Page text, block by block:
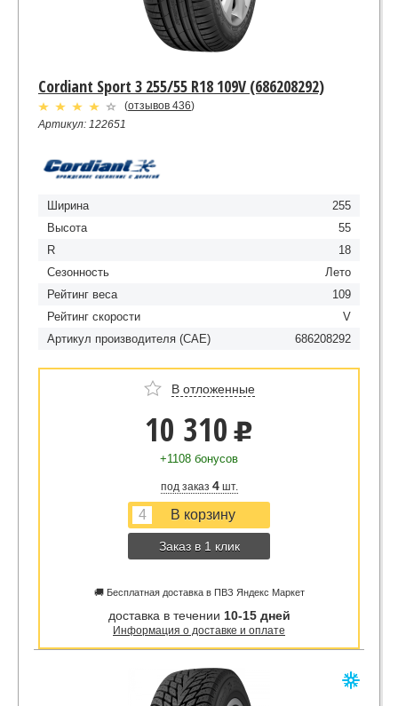
Cordiant Sport 3 255/55 R18 109V (686208292)
(отзывов 436)
Артикул: 122651
Ширина
255
Высота
55
R
18
Сезонность
Лето
Рейтинг веса
109
Рейтинг скорости
V
Артикул производителя (CAE)
686208292
В отложенные
10 310 u
+1108 бонусов
под заказ 4шт.
Заказ в 1 клик
🚚 Бесплатная доставка в ПВЗ Яндекс Маркет
доставка в течении 10-15 дней
Информация о доставке и оплате